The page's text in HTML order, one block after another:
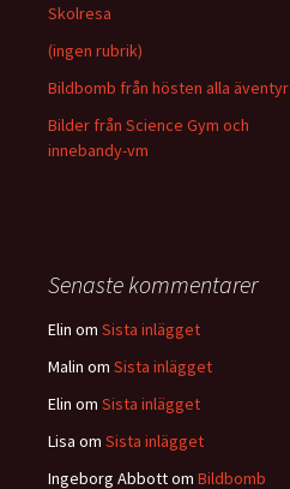
Skolresa
(ingen rubrik)
Bildbomb från hösten alla äventyr
Bilder från Science Gym och
innebandy-vm
Senaste kommentarer
Elin om Sista inlägget
Malin om Sista inlägget
Elin om Sista inlägget
Lisa om Sista inlägget
Ingeborg Abbottom Bildbomb